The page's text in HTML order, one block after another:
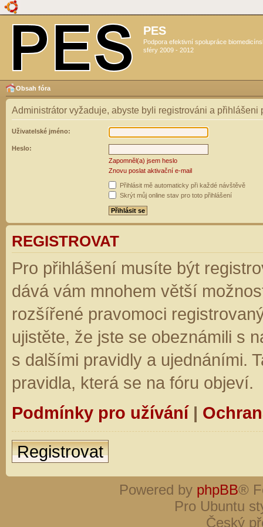
PES
Podpora efektivní spolupráce
sféry 2009 - 2012
Obsah fóra
Administrátor vyžaduje, abyste byli registrováni a přihlášeni
Uživatelské jméno:
Heslo:
Zapomněl(a) jsem heslo
Znovu poslat aktivační e-mail
Přihlásit mě automaticky při každé návštěvě
Skrýt můj online stav pro toto přihlášení
REGISTROVAT
Pro přihlášení musíte být
dává vám mnohem větší
rozšířené pravomoci
ujistěte, že jste se obeznámili s
s dalšími pravidly a ujednáními.
pravidla, která se na fóru objeví.
Podmínky pro užívání|
Registrovat
Powered by phpBB®
Pro Ubuntu
Český